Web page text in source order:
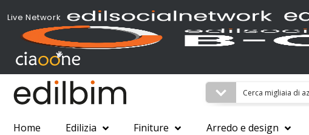
Live Network
Home Edilizia Finiture Arredo e design